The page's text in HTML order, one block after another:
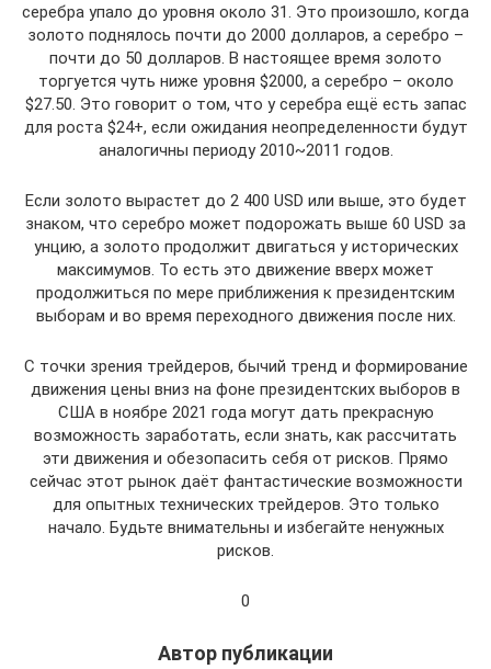
серебра упало до уровня около 31. Это произошло, когда
золото поднялось почти до 2000 долларов, а серебро –
почти до 50 долларов. В настоящее время золото
торгуется чуть ниже уровня $2000, а серебро – около
$27.50. Это говорит о том, что у серебра ещё есть запас
для роста $24+, если ожидания неопределенности будут
аналогичны периоду 2010~2011 годов.
Если золото вырастет до 2 400 USD или выше, это будет
знаком, что серебро может подорожать выше 60 USD за
унцию, а золото продолжит двигаться у исторических
максимумов. То есть это движение вверх может
продолжиться по мере приближения к президентским
выборам и во время переходного движения после них.
С точки зрения трейдеров, бычий тренд и формирование
движения цены вниз на фоне президентских выборов в
США в ноябре 2021 года могут дать прекрасную
возможность заработать, если знать, как рассчитать
эти движения и обезопасить себя от рисков. Прямо
сейчас этот рынок даёт фантастические возможности
для опытных технических трейдеров. Это только
начало. Будьте внимательны и избегайте ненужных
рисков.
0
Автор публикации